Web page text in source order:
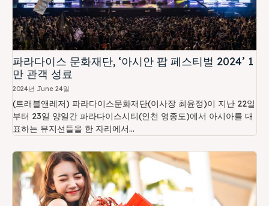
파라다이스 문화재단, ‘아시안 팝 페스티벌 2024’ 1
만 관객 성료
2024년 June 24일
(트래블앤레저) 파라다이스문화재단(이사장 최윤정)이 지난 22일
부터 23일 양일간 파라다이스시티(인천 영종도)에서 아시아를 대
표하는 뮤지션들을 한 자리에서...